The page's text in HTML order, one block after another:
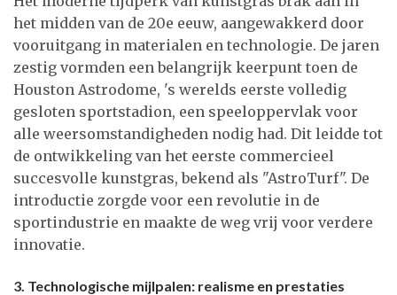
het midden van de 20e eeuw, aangewakkerd door
vooruitgang in materialen en technologie. De jaren
zestig vormden een belangrijk keerpunt toen de
Houston Astrodome, 's werelds eerste volledig
gesloten sportstadion, een speeloppervlak voor
alle weersomstandigheden nodig had. Dit leidde tot
de ontwikkeling van het eerste commercieel
succesvolle kunstgras, bekend als "AstroTurf". De
introductie zorgde voor een revolutie in de
sportindustrie en maakte de weg vrij voor verdere
innovatie.
3. Technologische mijlpalen: realisme en prestaties